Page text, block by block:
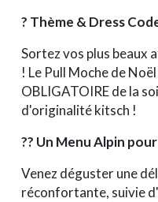
? Thème & Dress
Sortez vos plus beaux
! Le Pull Moche de Noël
OBLIGATOIRE de la
d'originalité kitsch !
?? Un Menu Alpin
Venez déguster une
réconfortante, suivie